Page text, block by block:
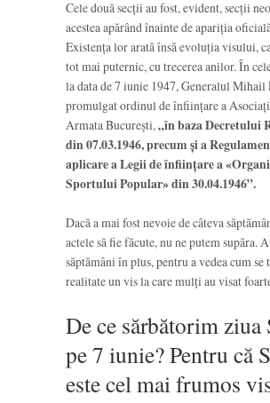
Cele două secții au fost, evident, secții
acestea apărând înainte de apariția
Existența lor arată însă evoluția visului,
tot mai puternic, cu trecerea anilor. În
la data de 7 iunie 1947, Generalul Mihail
promulgat ordinul de înființare a
Armata București, „în baza Decretului
din 07.03.1946, precum şi a
aplicare a Legii de înfiinţare a
Sportului Popular» din 30.04.1946”.
Dacă a mai fost nevoie de câteva
actele să fie făcute, nu ne putem supăra.
săptămâni în plus, pentru a vedea cum
realitate un vis la care mulți au visat
De ce sărbătorim ziua
pe 7 iunie? Pentru că
este cel mai frumos